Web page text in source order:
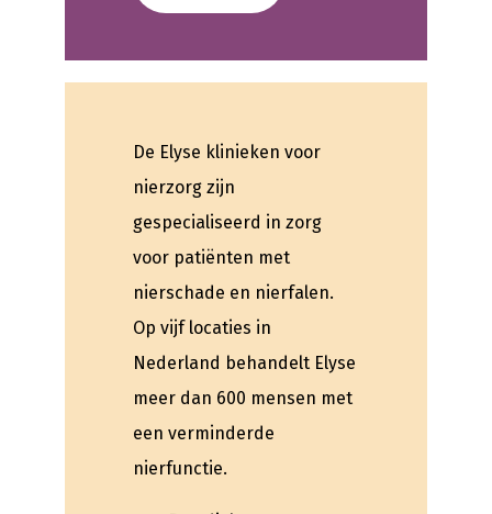
De Elyse klinieken voor
nierzorg zijn
gespecialiseerd in zorg
voor patiënten met
nierschade en nierfalen.
Op vijf locaties in
Nederland behandelt Elyse
meer dan 600 mensen met
een verminderde
nierfunctie.